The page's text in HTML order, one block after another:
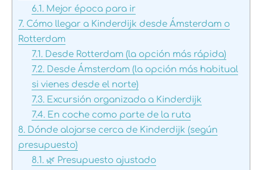
6.1.Mejor época para ir
7. Cómo llegar a Kinderdijk desde Ámsterdam o
Rotterdam
7.1.Desde Rotterdam (la opción más rápida)
7.2.Desde Ámsterdam (la opción más habitual
si vienes desde el norte)
7.3.Excursión organizada a Kinderdijk
7.4.En coche como parte de la ruta
8. Dónde alojarse cerca de Kinderdijk (según
presupuesto)
8.1.🌿 Presupuesto ajustado